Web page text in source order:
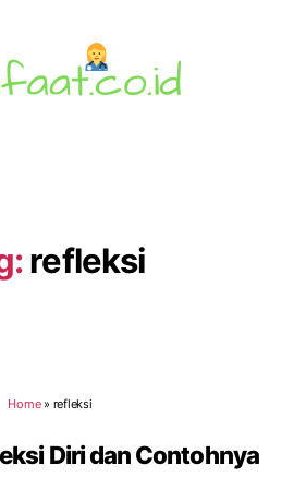
refleksi
Home» refleksi
Diri dan Contohnya